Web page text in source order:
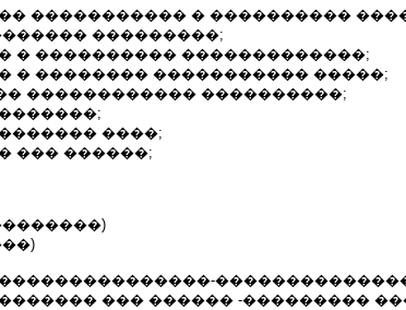
����������� � ����������
���������;
� ���������� �������������;
� �������� ����������� �����;
������������ ����������;
����;
��� ������;
��� ������ -���������